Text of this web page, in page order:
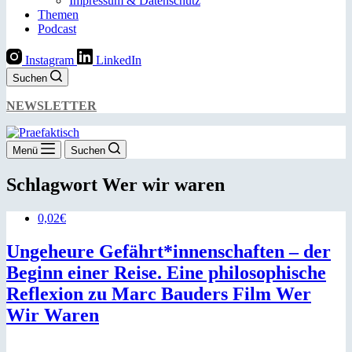
Themen
Podcast
Instagram LinkedIn
Suchen
NEWSLETTER
Menü Suchen
Schlagwort Wer wir waren
0,02€
Ungeheure Gefährt*innenschaften – der
Beginn einer Reise. Eine philosophische
Reflexion zu Marc Bauders Film Wer
Wir Waren